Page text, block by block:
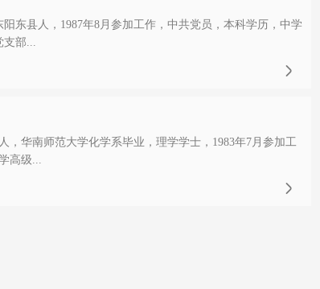
东县人，1987年8月参加工作，中共党员，本科学历，中学
支部...

，华南师范大学化学系毕业，理学学士，1983年7月参加工
高级...
